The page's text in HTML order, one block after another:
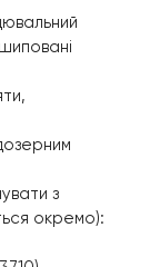
з
окремо):